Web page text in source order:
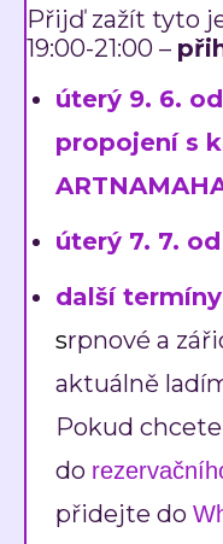
Přijď zažít tyto
19:00-21:00 –
úterý 9. 6.
propojení s
úterý 7. 7. od
další
srpnové a
aktuálně
Pokud
do
přidejte do